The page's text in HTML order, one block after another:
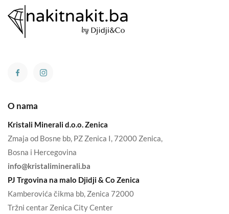
O nama
Kristali Minerali d.o.o. Zenica
Zmaja od Bosne bb, PZ Zenica I, 72000 Zenica,
Bosna i Hercegovina
info@kristaliminerali.ba
PJ Trgovina na malo Djidji & Co Zenica
Kamberovića čikma bb, Zenica 72000
Tržni centar Zenica City Center